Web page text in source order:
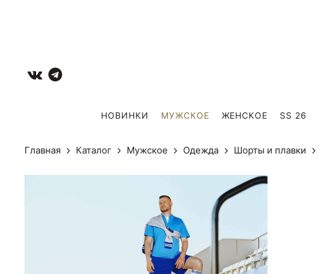
НОВИНКИ МУЖCКОЕ ЖЕНСКОЕ SS 26
Главная Каталог Мужcкое Одежда Шорты и плавки